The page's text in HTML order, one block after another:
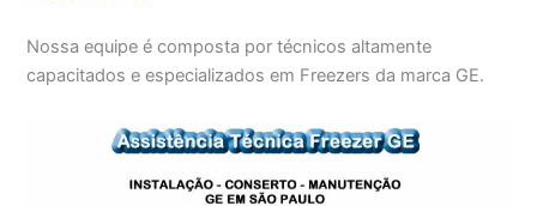
Nossa equipe é composta por técnicos altamente
capacitados e especializados em Freezers da marca GE.